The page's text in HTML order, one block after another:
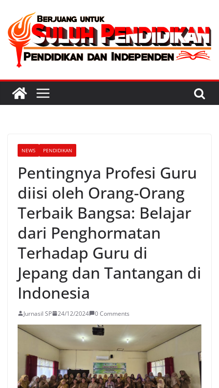
content
NEWS PENDIDIKAN
Pentingnya Profesi Guru
diisi oleh Orang-Orang
Terbaik Bangsa: Belajar
dari Penghormatan
Terhadap Guru di
Jepang dan Tantangan di
Indonesia
Jurnasil SP 24/12/2024 0 Comments